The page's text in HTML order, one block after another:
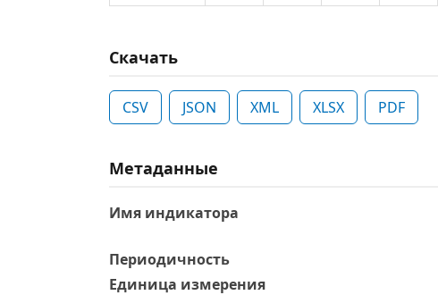
Скачать
CSV JSON XML XLSX PDF
Метаданные
Имя индикатора
Периодичность
Единица измерения